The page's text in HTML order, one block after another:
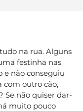
na rua. Alguns
festinha nas
e não conseguiu
com outro cão,
Se não quiser dar-
muito pouco